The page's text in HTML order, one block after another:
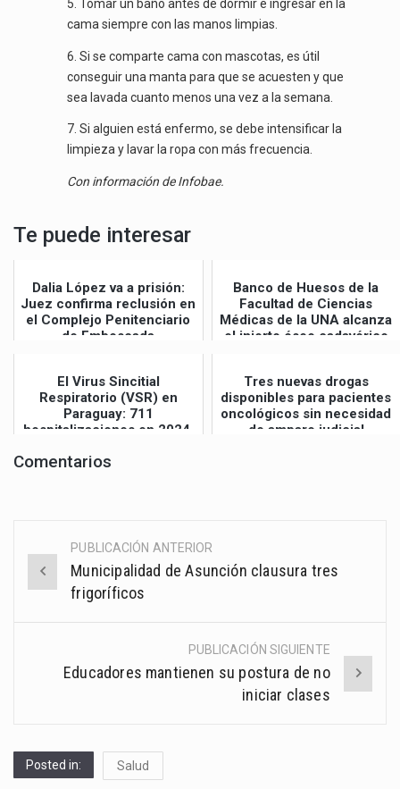
5. Tomar un baño antes de dormir e ingresar en la
cama siempre con las manos limpias.
6. Si se comparte cama con mascotas, es útil
conseguir una manta para que se acuesten y que
sea lavada cuanto menos una vez a la semana.
7. Si alguien está enfermo, se debe intensificar la
limpieza y lavar la ropa con más frecuencia.
Con información de Infobae.
Te puede interesar
Dalia López va a prisión:
Juez confirma reclusión en
el Complejo Penitenciario
de Emboscada
Banco de Huesos de la
Facultad de Ciencias
Médicas de la UNA alcanza
el injerto óseo cadavérico
El Virus Sincitial
Respiratorio (VSR) en
Paraguay: 711
hospitalizaciones en 2024,
Tres nuevas drogas
disponibles para pacientes
oncológicos sin necesidad
de amparo judicial
Comentarios
Post
navigation
PUBLICACIÓN ANTERIOR
Municipalidad de Asunción clausura tres
frigoríficos
PUBLICACIÓN SIGUIENTE
Educadores mantienen su postura de no
iniciar clases
Posted in: Salud